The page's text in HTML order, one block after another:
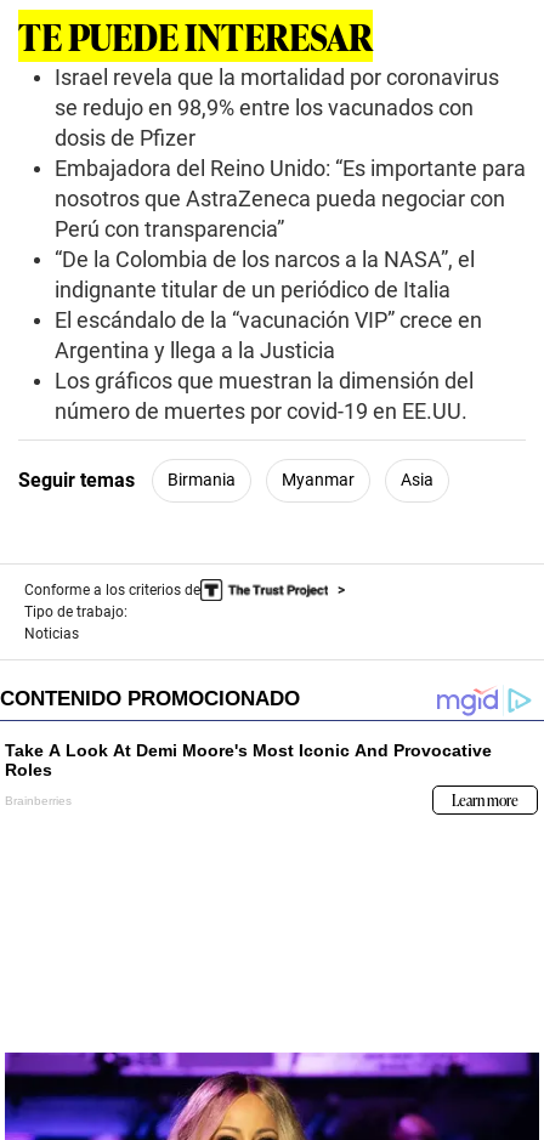
s
o
TE PUEDE INTERESAR
Israel revela que la mortalidad por coronavirus
se redujo en 98,9% entre los vacunados con
dosis de Pfizer
Embajadora del Reino Unido: “Es importante para
nosotros que AstraZeneca pueda negociar con
Perú con transparencia”
“De la Colombia de los narcos a la NASA”, el
indignante titular de un periódico de Italia
El escándalo de la “vacunación VIP” crece en
Argentina y llega a la Justicia
Los gráficos que muestran la dimensión del
número de muertes por covid-19 en EE.UU.
Seguir temas Birmania Myanmar Asia
Conforme a los criterios de
Tipo de trabajo:
Noticias